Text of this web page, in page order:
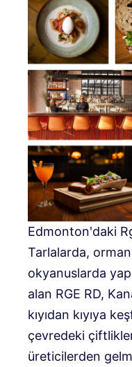
Edmonton'daki
Tarlalarda,
okyanuslarda
alan RGE RD,
kıyıdan kıyıya
çevredeki
üreticilerden